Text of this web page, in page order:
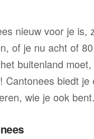
nieuw voor je is,
of je nu acht of
buitenland
Cantonees biedt
wie je ook